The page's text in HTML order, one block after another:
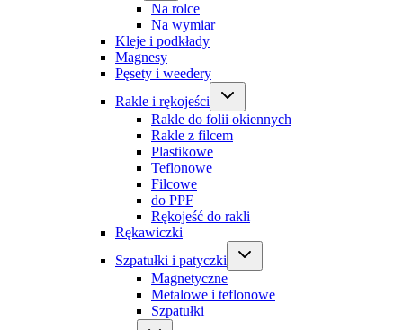
Na rolce
Na wymiar
Kleje i podkłady
Magnesy
Pęsety i weedery
Rakle i rękojeści
Rakle do folii okiennych
Rakle z filcem
Plastikowe
Teflonowe
Filcowe
do PPF
Rękojeść do rakli
Rękawiczki
Szpatułki i patyczki
Magnetyczne
Metalowe i teflonowe
Szpatułki